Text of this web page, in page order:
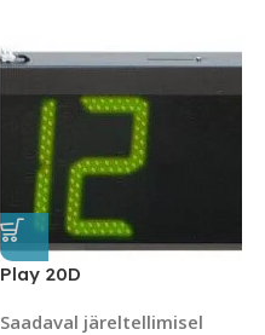
Play 20D
Saadaval järeltellimisel